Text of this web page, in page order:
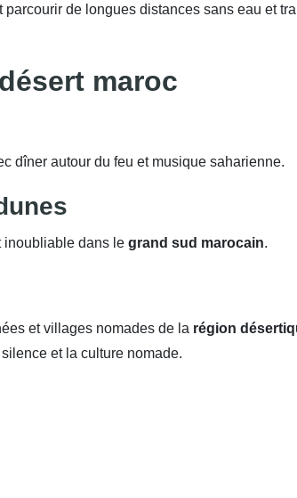
de longues distances sans eau et
maroc
dîner autour du feu et musique saharienne.
inoubliable dans le grand sud marocain.
et villages nomades de la région
et la culture nomade.